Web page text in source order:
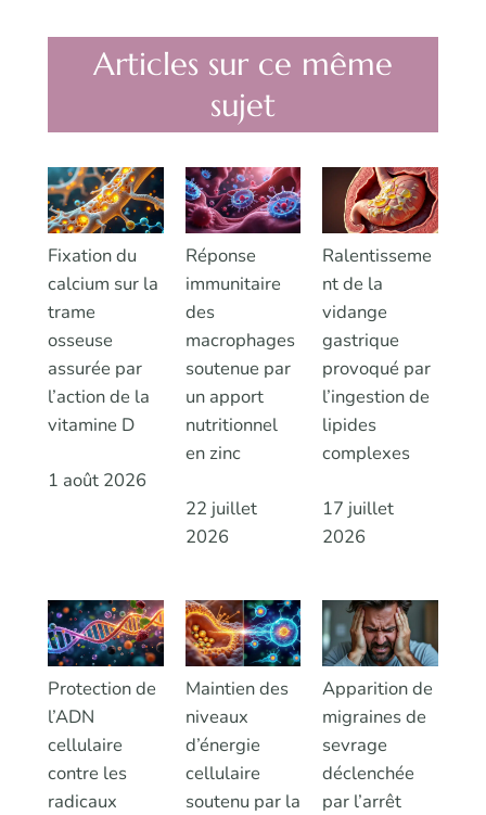
Articles sur ce même
sujet
Fixation du
calcium sur la
trame
osseuse
assurée par
l’action de la
vitamine D
1 août 2026
Réponse
immunitaire
des
macrophages
soutenue par
un apport
nutritionnel
en zinc
22 juillet
2026
Ralentisseme
nt de la
vidange
gastrique
provoqué par
l’ingestion de
lipides
complexes
17 juillet
2026
Protection de
l’ADN
cellulaire
contre les
radicaux
Maintien des
niveaux
d’énergie
cellulaire
soutenu par la
Apparition de
migraines de
sevrage
déclenchée
par l’arrêt